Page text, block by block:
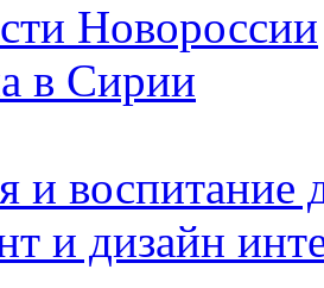
Новороссии
в Сирии
и воспитание
и дизайн